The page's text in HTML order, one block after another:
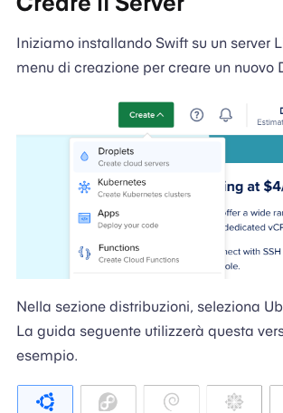
Iniziamo installando Swift su un server
menu di creazione per creare un nuovo
Nella sezione distribuzioni, seleziona
La guida seguente utilizzerà questa
esempio.